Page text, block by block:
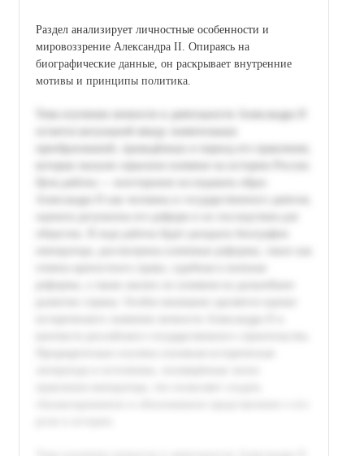
Раздел анализирует личностные особенности и
мировоззрение Александра II. Опираясь на
биографические данные, он раскрывает внутренние
мотивы и принципы политика.